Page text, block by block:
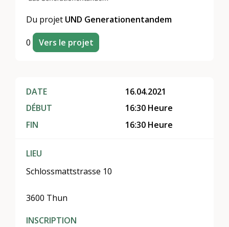
Du projet UND Generationentandem
0 Vers le projet
DATE
DÉBUT
FIN
16.04.2021
16:30 Heure
16:30 Heure
LIEU
Schlossmattstrasse 10
3600 Thun
INSCRIPTION